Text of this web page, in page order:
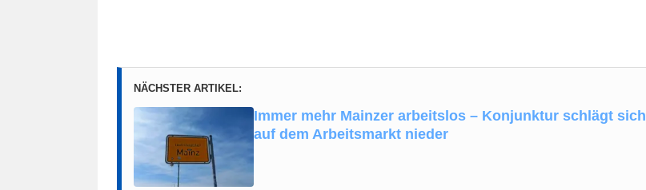
NÄCHSTER ARTIKEL:
Immer mehr Mainzer arbeitslos – Konjunktur schlägt sich
auf dem Arbeitsmarkt nieder